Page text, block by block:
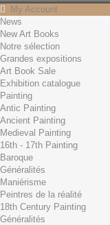
My Account
Contact
English
English
Français
News
Search
Cart (empty)
No products
News
New Art Books
Notre sélection
Grandes expositions
Art Book Sale
Exhibition catalogue
Painting
Antic Painting
Ancient Painting
Medieval Painting
16th - 17th Painting
Baroque
Généralités
Maniérisme
Peintres de la réalité
18th Century Painting
Généralités